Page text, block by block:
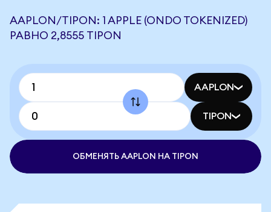
AAPLON/TIPON: 1 APPLE (ONDO TOKENIZED)
РАВНО 2,8555 TIPON
AAPLON
TIPON
ОБМЕНЯТЬ AAPLON НА TIPON